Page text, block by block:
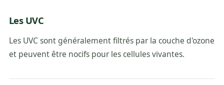
Les UVC
Les UVC sont généralement filtrés par la couche d'ozone
et peuvent être nocifs pour les cellules vivantes.